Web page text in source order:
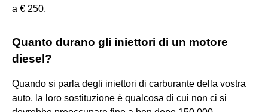
a € 250.
Quanto durano gli iniettori di un motore
diesel?
Quando si parla degli iniettori di carburante della vostra
auto, la loro sostituzione è qualcosa di cui non ci si